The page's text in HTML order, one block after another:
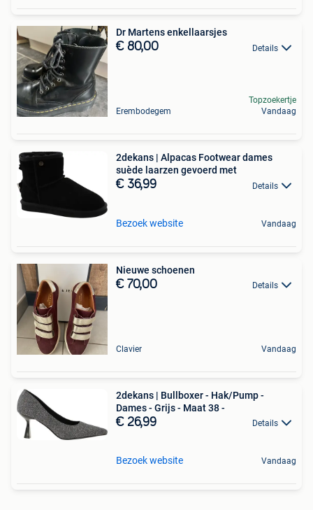
Dr Martens enkellaarsjes
€ 80,00 Details
Erembodegem
Topzoekertje
Vandaag
2dekans | Alpacas Footwear dames
suède laarzen gevoerd met
€ 36,99 Details
Bezoek website Vandaag
Nieuwe schoenen
€ 70,00 Details
Clavier Vandaag
2dekans | Bullboxer - Hak/Pump -
Dames - Grijs - Maat 38 -
€ 26,99 Details
Bezoek website Vandaag